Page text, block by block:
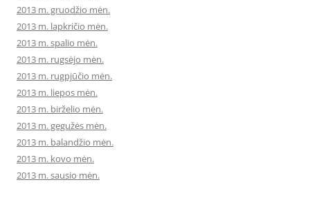
2013 m. gruodžio mėn.
2013 m. lapkričio mėn.
2013 m. spalio mėn.
2013 m. rugsėjo mėn.
2013 m. rugpjūčio mėn.
2013 m. liepos mėn.
2013 m. birželio mėn.
2013 m. gegužės mėn.
2013 m. balandžio mėn.
2013 m. kovo mėn.
2013 m. sausio mėn.